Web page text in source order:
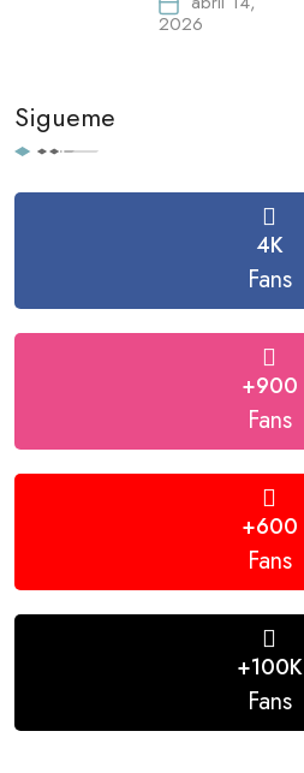
2026
Sigueme
4K
Fans
+900
Fans
+600
Fans
+100K
Fans